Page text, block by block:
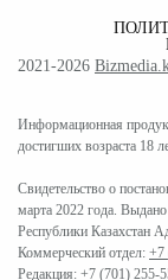
2021-2026
Информационная
достигших возраста 18
Свидетельство о
марта 2022 года.
Республики Казахстан
Коммерческий отдел: +7
Редакция: +7 (701) 255-